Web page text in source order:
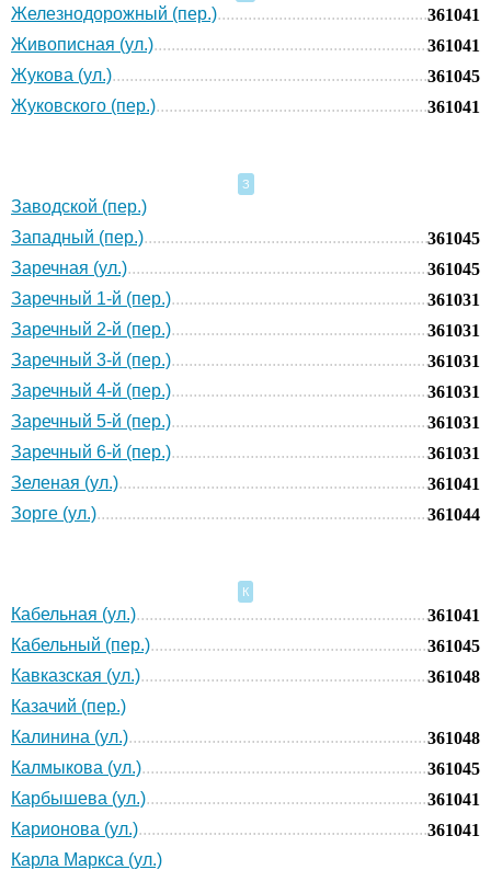
Железнодорожный (пер.)
361041
Живописная (ул.)
361041
Жукова (ул.)
361045
Жуковского (пер.)
361041
З
Заводской (пер.)
Западный (пер.)
361045
Заречная (ул.)
361045
Заречный 1-й (пер.)
361031
Заречный 2-й (пер.)
361031
Заречный 3-й (пер.)
361031
Заречный 4-й (пер.)
361031
Заречный 5-й (пер.)
361031
Заречный 6-й (пер.)
361031
Зеленая (ул.)
361041
Зорге (ул.)
361044
К
Кабельная (ул.)
361041
Кабельный (пер.)
361045
Кавказская (ул.)
361048
Казачий (пер.)
Калинина (ул.)
361048
Калмыкова (ул.)
361045
Карбышева (ул.)
361041
Карионова (ул.)
361041
Карла Маркса (ул.)